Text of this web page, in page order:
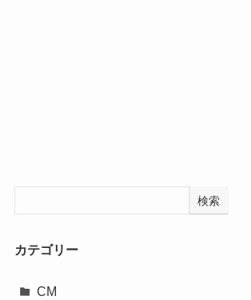
検索
カテゴリー
CM